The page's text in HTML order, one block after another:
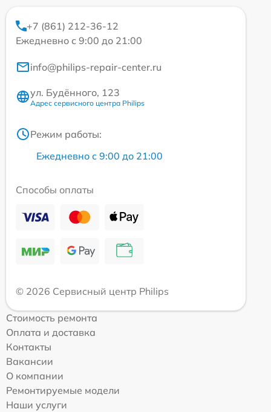
+7 (861) 212-36-12
Ежедневно с 9:00 до 21:00
info@philips-repair-center.ru
ул. Будённого, 123
Адрес сервисного центра Philips
Режим работы:
Ежедневно с 9:00 до 21:00
Способы оплаты
© 2026 Сервисный центр Philips
Стоимость ремонта
Оплата и доставка
Контакты
Вакансии
О компании
Ремонтируемые модели
Наши услуги